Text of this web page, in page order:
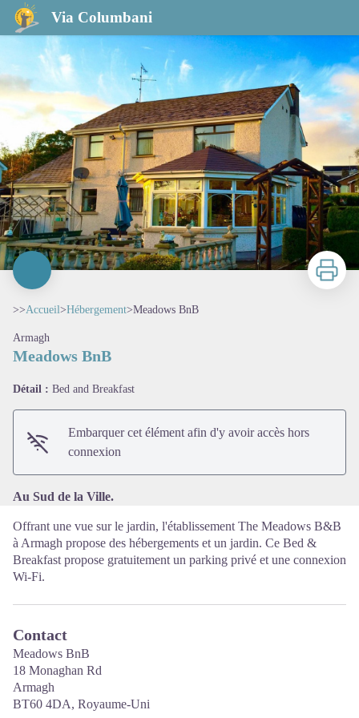
Via Columbani
Meadows BnB
Imprimer
>>Accueil>Hébergement>Meadows BnB
Armagh
Meadows BnB
Détail : Bed and Breakfast
Embarquer cet élément afin d'y avoir accès hors
connexion
Au Sud de la Ville.
Offrant une vue sur le jardin, l'établissement The Meadows B&B
à Armagh propose des hébergements et un jardin. Ce Bed &
Breakfast propose gratuitement un parking privé et une connexion
Wi-Fi.
Contact
Meadows BnB
18 Monaghan Rd
Armagh
BT60 4DA, Royaume-Uni